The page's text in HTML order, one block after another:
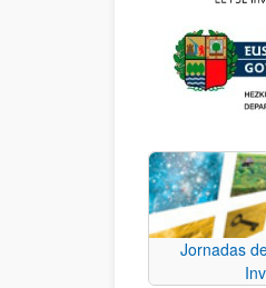
Jornadas